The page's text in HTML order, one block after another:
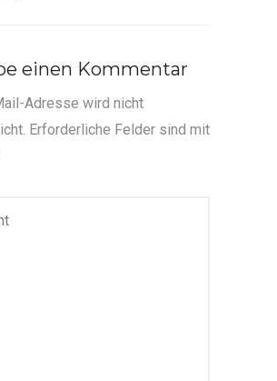
einen Kommentar
Adresse wird nicht
Erforderliche Felder sind mit